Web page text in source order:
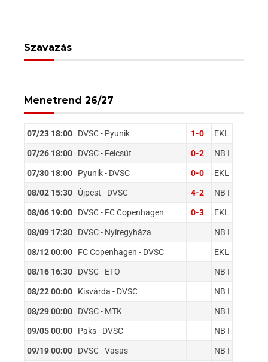
Szavazás
Menetrend 26/27
07/23 18:00 DVSC - Pyunik 1-0 EKL
07/26 18:00 DVSC - Felcsút 0-2 NB I
07/30 18:00 Pyunik - DVSC 0-0 EKL
08/02 15:30 Újpest - DVSC 4-2 NB I
08/06 19:00 DVSC - FC Copenhagen 0-3 EKL
08/09 17:30 DVSC - Nyíregyháza NB I
08/12 00:00 FC Copenhagen - DVSC EKL
08/16 16:30 DVSC - ETO NB I
08/22 00:00 Kisvárda - DVSC NB I
08/29 00:00 DVSC - MTK NB I
09/05 00:00 Paks - DVSC NB I
09/19 00:00 DVSC - Vasas NB I